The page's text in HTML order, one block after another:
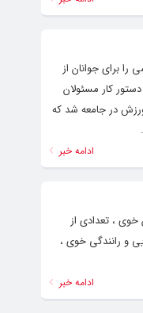
برای جوانان از
کار مسئولان
در جامعه شد که
ادامه خبر
خوی ، تعدادی از
و رانندگی خوی ،
ادامه خبر